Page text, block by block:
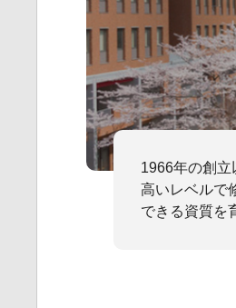
1966年の創
高いレベルで
できる資質を